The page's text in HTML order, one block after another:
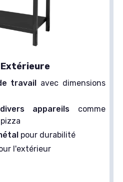
travail
avec dimensions
appareils comme
pour durabilité
l'extérieur